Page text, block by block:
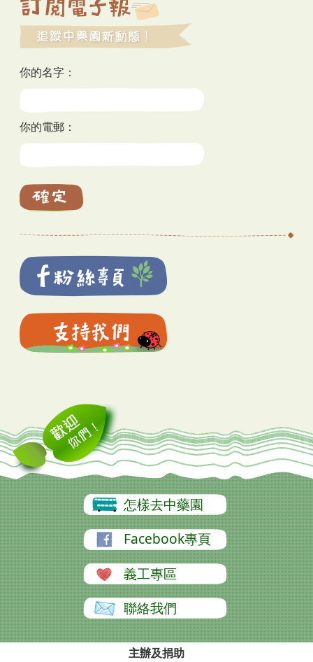
你的名字：
你的電郵：
怎樣去中藥園
Facebook專頁
義工專區
聯絡我們
主辦及捐助